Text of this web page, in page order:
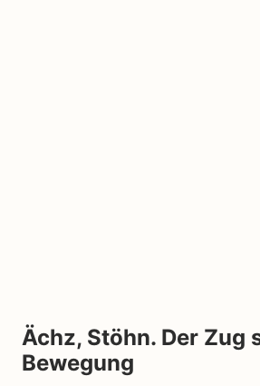
Ächz, Stöhn. Der Zug
Bewegung